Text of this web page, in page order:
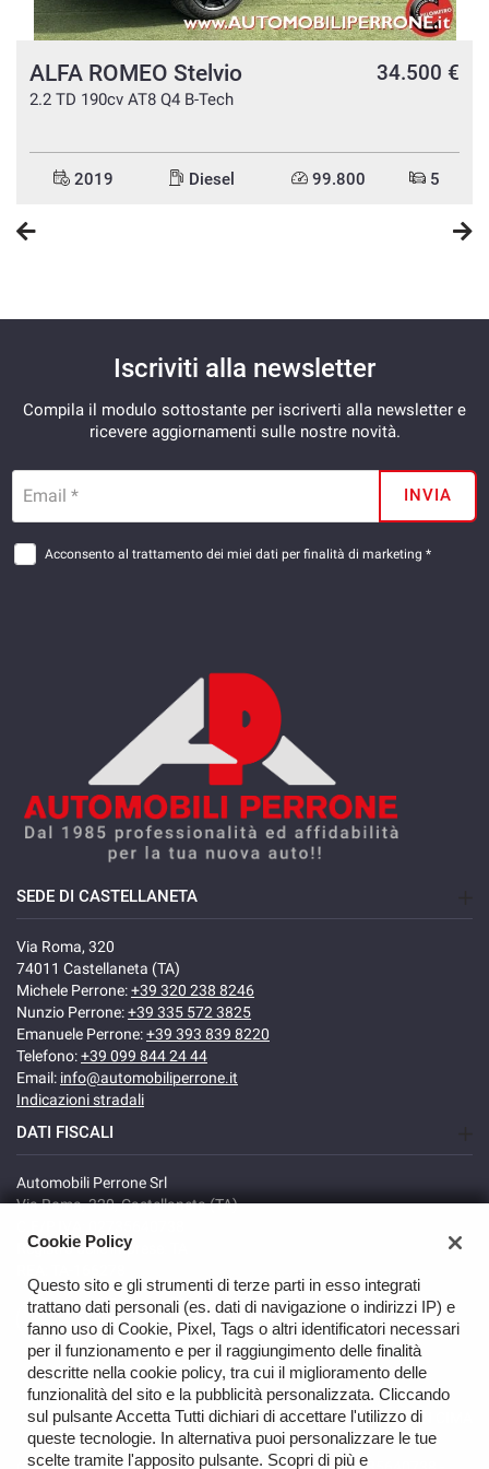
ALFA ROMEO Stelvio
2.2 TD 190cv AT8 Q4 B-Tech
34.500 €
2019 Diesel 99.800 5
Iscriviti alla newsletter
Compila il modulo sottostante per iscriverti alla newsletter e
ricevere aggiornamenti sulle nostre novità.
Email * INVIA
Acconsento al trattamento dei miei dati per finalità di marketing *
SEDE DI CASTELLANETA
Via Roma, 320
74011 Castellaneta (TA)
Michele Perrone:+39 320 238 8246
Nunzio Perrone:+39 335 572 3825
Emanuele Perrone:+39 393 839 8220
Telefono:+39 099 844 24 44
Email: info@automobiliperrone.it
Indicazioni stradali
DATI FISCALI
Automobili Perrone Srl
Via Roma, 320, Castellaneta (TA)
Registro delle imprese: TA
TORNA IN CIMA
Cookie Policy
Questo sito e gli strumenti di terze parti in esso integrati
trattano dati personali (es. dati di navigazione o indirizzi IP) e
fanno uso di Cookie, Pixel, Tags o altri identificatori necessari
per il funzionamento e per il raggiungimento delle finalità
descritte nella cookie policy, tra cui il miglioramento delle
funzionalità del sito e la pubblicità personalizzata. Cliccando
sul pulsante Accetta Tutti dichiari di accettare l'utilizzo di
queste tecnologie. In alternativa puoi personalizzare le tue
scelte tramite l'apposito pulsante. Scopri di più e